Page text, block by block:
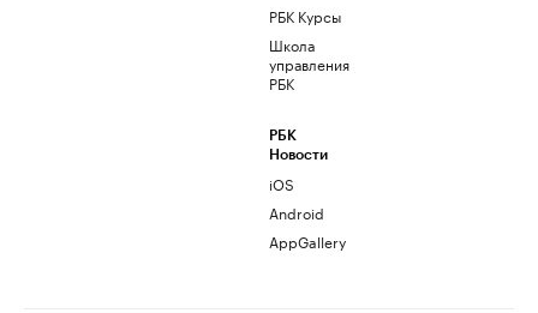
РБК Курсы
Школа
управления
РБК
РБК
Новости
iOS
Android
AppGallery